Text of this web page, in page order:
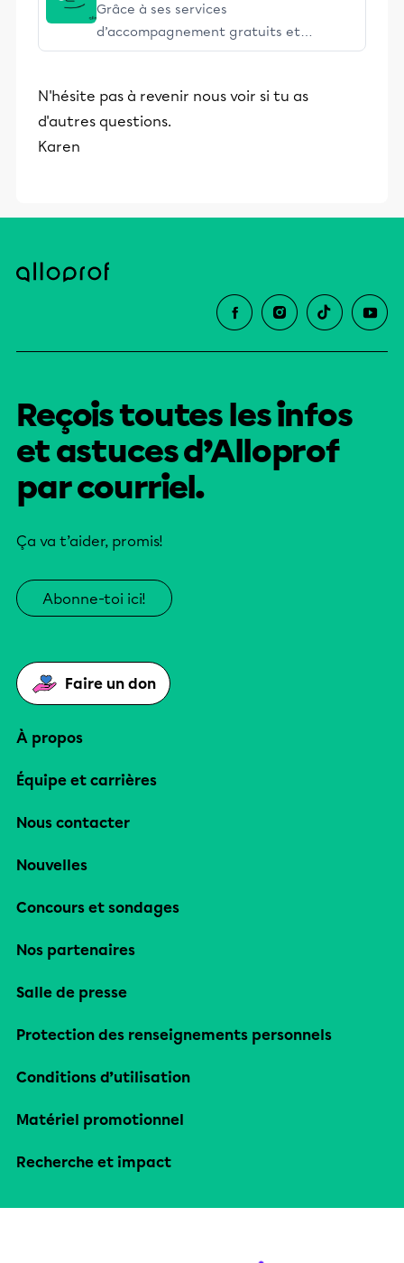
Grâce à ses services
d’accompagnement gratuits et
stimulants, Alloprof engage les élèves
éducative.
N'hésite pas à revenir nous voir si tu as
d'autres questions.
Karen
Reçois toutes les infos
et astuces d’Alloprof
par courriel.
Ça va t’aider, promis!
Abonne-toi ici!
Faire un don
À propos
Équipe et carrières
Nous contacter
Nouvelles
Concours et sondages
Nos partenaires
Salle de presse
Protection des renseignements personnels
Conditions d’utilisation
Matériel promotionnel
Recherche et impact